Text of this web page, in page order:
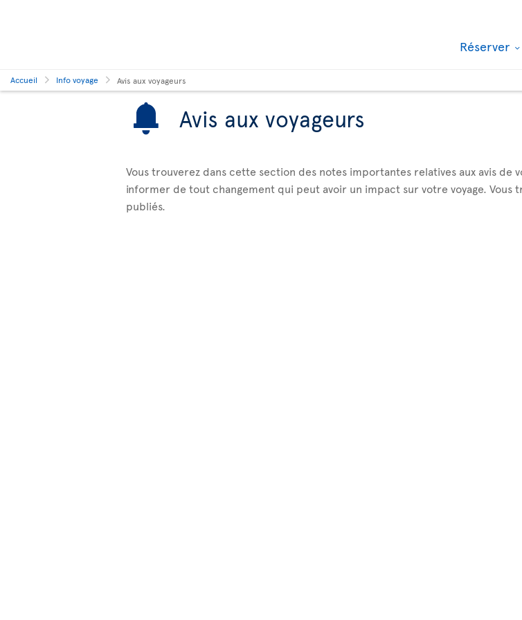
Réserver
Accueil Info voyage Avis aux voyageurs
Avis aux voyageurs
Vous trouverez dans cette section des notes importantes relatives aux avis de
informer de tout changement qui peut avoir un impact sur votre voyage. Vous
publiés.